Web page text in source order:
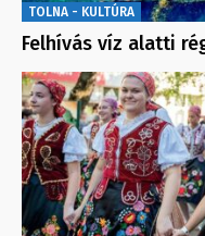
TOLNA - KULTÚRA
Felhívás víz alatti